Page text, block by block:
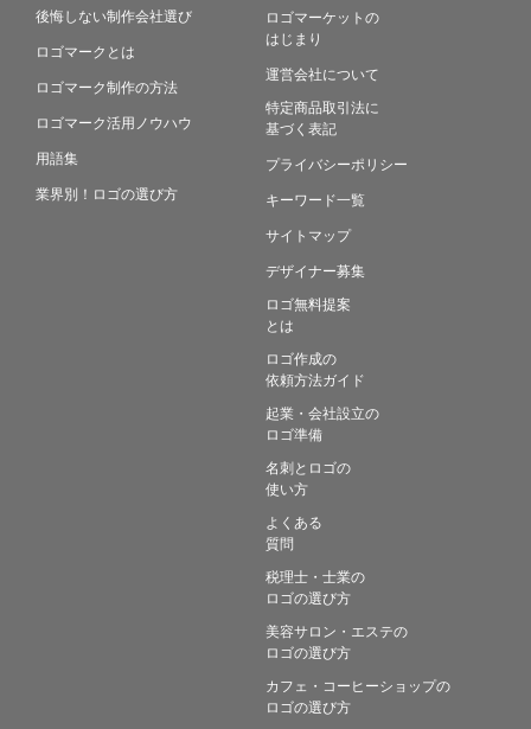
後悔しない制作会社選び
ロゴマークとは
ロゴマーク制作の方法
ロゴマーク活用ノウハウ
用語集
業界別！ロゴの選び方
ロゴマーケットの
はじまり
運営会社について
特定商品取引法に
基づく表記
プライバシーポリシー
キーワード一覧
サイトマップ
デザイナー募集
ロゴ無料提案
とは
ロゴ作成の
依頼方法ガイド
起業・会社設立の
ロゴ準備
名刺とロゴの
使い方
よくある
質問
税理士・士業の
ロゴの選び方
美容サロン・エステの
ロゴの選び方
カフェ・コーヒーショップの
ロゴの選び方